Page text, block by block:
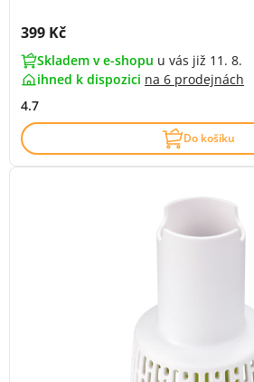
Cena s DPH:
399 Kč
Skladem v e-shopu u vás již 11. 8.
ihned k dispozici na 6 prodejnách
4.7
Do košíku